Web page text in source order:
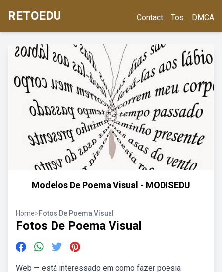
RETOEDU Contact Tos DMCA
Modelos De Poema Visual - MODISEDU
Home>Fotos De Poema Visual
Fotos De Poema Visual
Web — está interessado em como fazer poesia